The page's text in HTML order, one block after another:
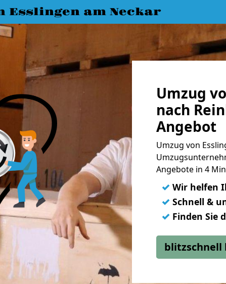
Esslingen am Neckar
Umzug
nach
Angebot
Umzug von
Angebote in 4
✓ Wir helfen
✓ Schnell &
✓ Finden Sie
blitzschnell